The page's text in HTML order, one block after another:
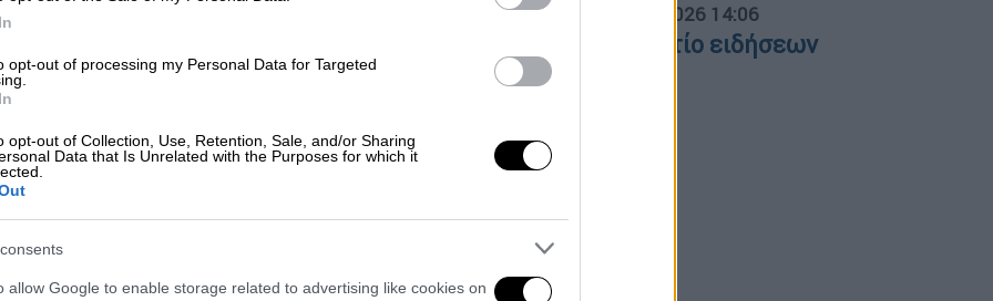
opt-out of processing my Personal Data for Targeted
opt-out of Collection, Use, Retention, Sale, and/or Sharing
Data that Is Unrelated with the Purposes for which it
allow Google to enable storage related to advertising like cookies on
Fuel Pass 2026: Μέχρι πότε
Πόσα χρήματα καταβάλλονται στους
Μεσημεριανό... 07.08.2026 14:06
Μεσημεριανό δελτίο ειδήσεων
07/08/2026